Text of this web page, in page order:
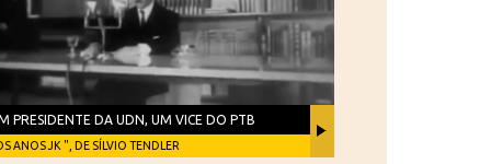
PRESIDENTE DA UDN, UM VICE DO PTB
ANOS JK ", DE SÍLVIO TENDLER